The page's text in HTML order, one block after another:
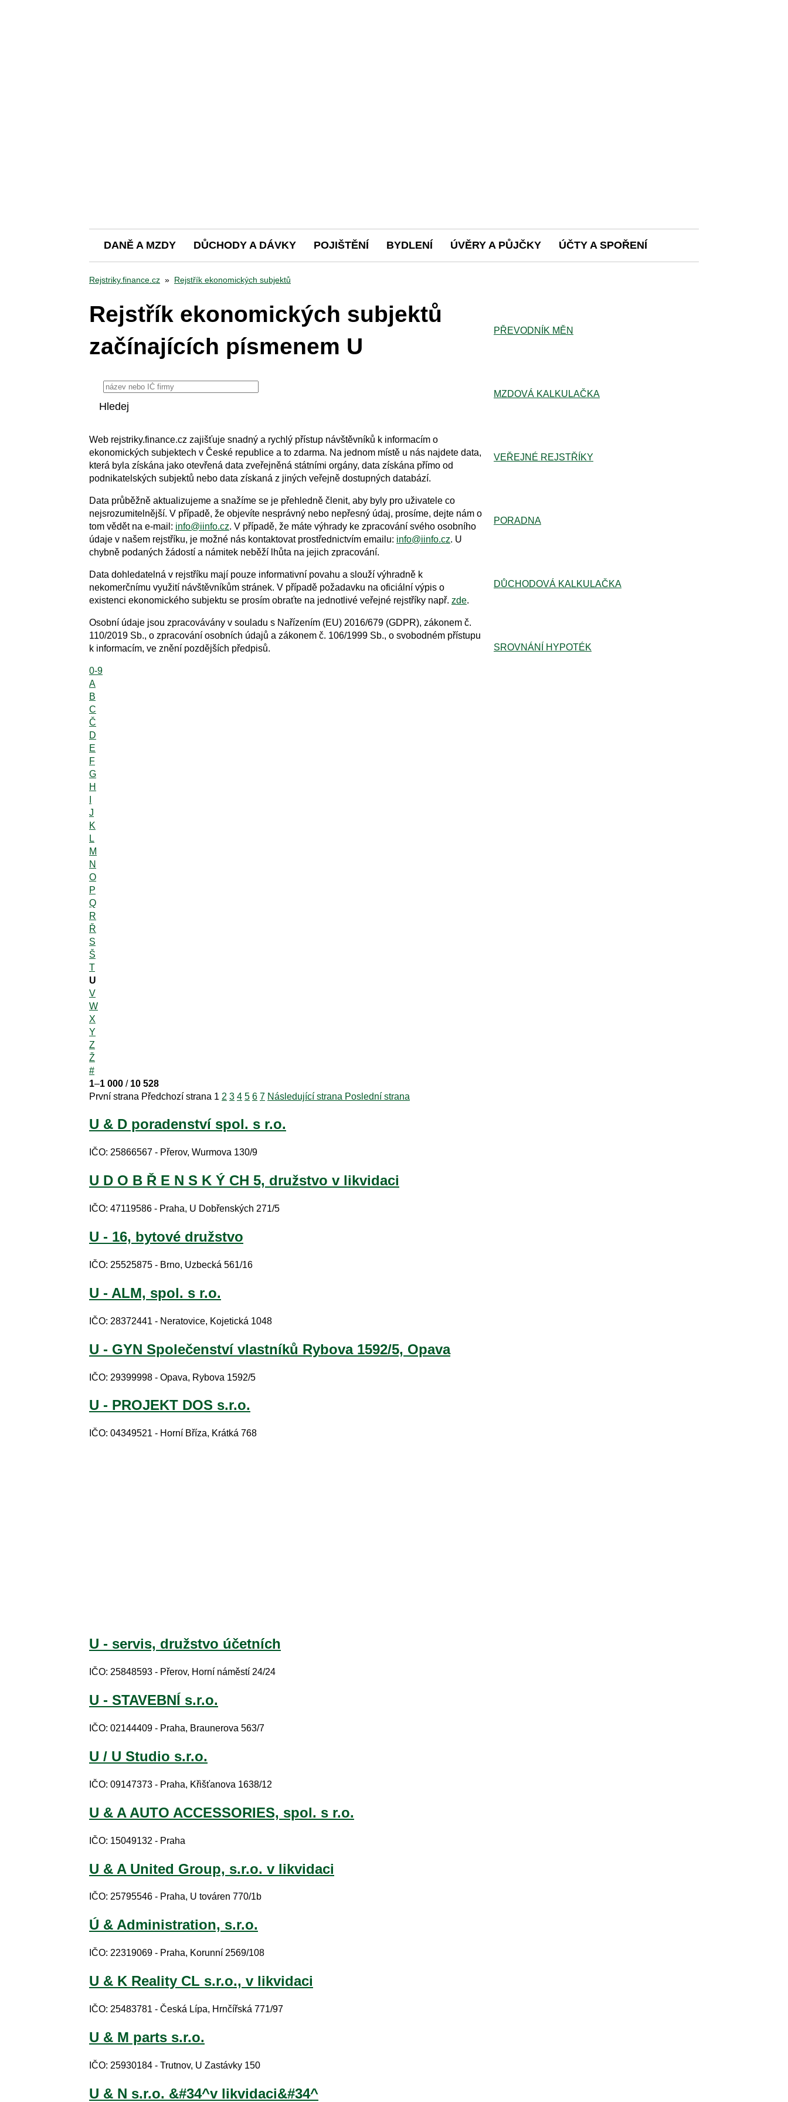
DANĚ A MZDY DŮCHODY A DÁVKY POJIŠTĚNÍ BYDLENÍ ÚVĚRY A PŮJČKY ÚČTY A SPOŘENÍ
Rejstriky.finance.cz » Rejstřík ekonomických subjektů
Rejstřík ekonomických subjektů
začínajících písmenem U
Web rejstriky.finance.cz zajišťuje snadný a rychlý přístup návštěvníků k informacím o
ekonomických subjektech v České republice a to zdarma. Na jednom místě u nás najdete data,
která byla získána jako otevřená data zveřejněná státními orgány, data získána přímo od
podnikatelských subjektů nebo data získaná z jiných veřejně dostupných databází.
Data průběžně aktualizujeme a snažíme se je přehledně členit, aby byly pro uživatele co
nejsrozumitelnější. V případě, že objevíte nesprávný nebo nepřesný údaj, prosíme, dejte nám o
tom vědět na e-mail: info@iinfo.cz. V případě, že máte výhrady ke zpracování svého osobního
údaje v našem rejstříku, je možné nás kontaktovat prostřednictvím emailu: info@iinfo.cz. U
chybně podaných žádostí a námitek neběží lhůta na jejich zpracování.
Data dohledatelná v rejstříku mají pouze informativní povahu a slouží výhradně k
nekomerčnímu využití návštěvníkům stránek. V případě požadavku na oficiální výpis o
existenci ekonomického subjektu se prosím obraťte na jednotlivé veřejné rejstříky např. zde.
Osobní údaje jsou zpracovávány v souladu s Nařízením (EU) 2016/679 (GDPR), zákonem č.
110/2019 Sb., o zpracování osobních údajů a zákonem č. 106/1999 Sb., o svobodném přístupu
k informacím, ve znění pozdějších předpisů.
0-9
A
B
C
Č
D
E
F
G
H
J
K
L
M
N
O
P
Q
R
Ř
S
Š
T
U
V
W
X
Y
Z
Ž
#
1–1 000 / 10 528
První strana Předchozí strana 1 2 3 4 5 6 7 Následující strana Poslední strana
U & D poradenství spol. s r.o.
IČO: 25866567 - Přerov, Wurmova 130/9
U D O B Ř E N S K Ý CH 5, družstvo v likvidaci
IČO: 47119586 - Praha, U Dobřenských 271/5
U - 16, bytové družstvo
IČO: 25525875 - Brno, Uzbecká 561/16
U - ALM, spol. s r.o.
IČO: 28372441 - Neratovice, Kojetická 1048
U - GYN Společenství vlastníků Rybova 1592/5, Opava
IČO: 29399998 - Opava, Rybova 1592/5
U - PROJEKT DOS s.r.o.
IČO: 04349521 - Horní Bříza, Krátká 768
U - servis, družstvo účetních
IČO: 25848593 - Přerov, Horní náměstí 24/24
U - STAVEBNÍ s.r.o.
IČO: 02144409 - Praha, Braunerova 563/7
U / U Studio s.r.o.
IČO: 09147373 - Praha, Křišťanova 1638/12
U & A AUTO ACCESSORIES, spol. s r.o.
IČO: 15049132 - Praha
U & A United Group, s.r.o. v likvidaci
IČO: 25795546 - Praha, U továren 770/1b
Ú & Administration, s.r.o.
IČO: 22319069 - Praha, Korunní 2569/108
U & K Reality CL s.r.o., v likvidaci
IČO: 25483781 - Česká Lípa, Hrnčířská 771/97
U & M parts s.r.o.
IČO: 25930184 - Trutnov, U Zastávky 150
U & N s.r.o. &#34^v likvidaci&#34^
PŘEVODNÍK MĚN
MZDOVÁ KALKULAČKA
VEŘEJNÉ REJSTŘÍKY
PORADNA
DŮCHODOVÁ KALKULAČKA
SROVNÁNÍ HYPOTÉK